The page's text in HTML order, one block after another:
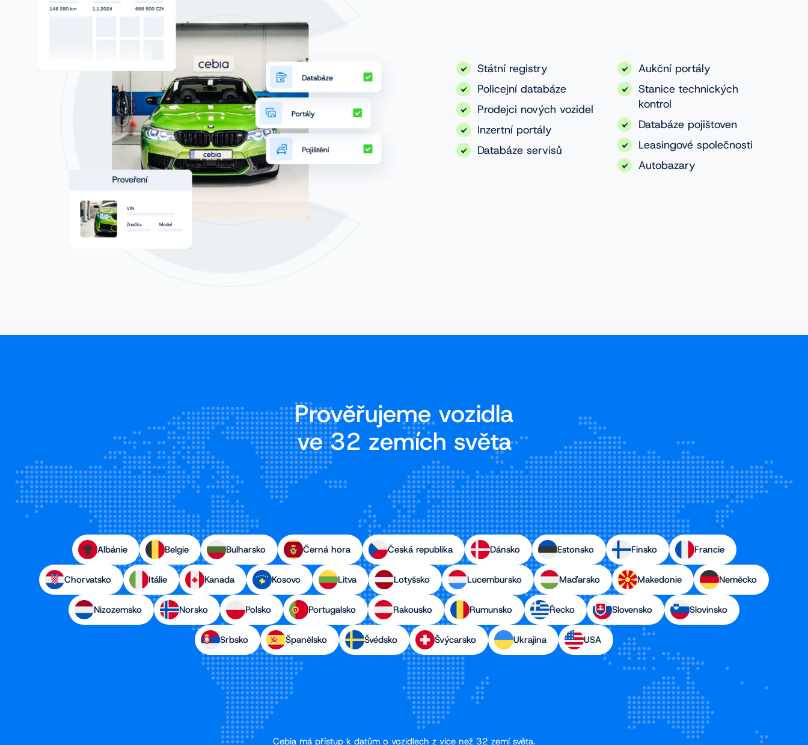
Státní registry
Policejní databáze
Prodejci nových vozidel
Inzertní portály
Databáze servisů
Aukční portály
Stanice technických
kontrol
Databáze pojištoven
Leasingové společnosti
Autobazary
Prověřujeme vozidla
ve 32 zemích světa
Albánie Belgie Bulharsko Černá hora Česká republika Dánsko Estonsko Finsko Francie
Chorvatsko Itálie Kanada Kosovo Litva Lotyšsko Lucembursko Maďarsko Makedonie Neměcko
Nizozemsko Norsko Polsko Portugalsko Rakousko Rumunsko Řecko Slovensko Slovinsko
Srbsko Španělsko Švédsko Švýcarsko Ukrajina USA
Cebia má přístup k datům o vozidlech z více než 32 zemí světa.